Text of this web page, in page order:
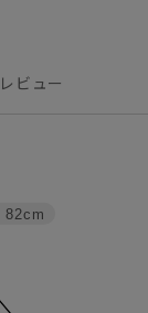
レビュー
82cm